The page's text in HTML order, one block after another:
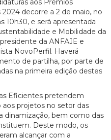
aos Prémios
decorre a 2 de maio, no
10h30, e será apresentada
e Mobilidade da
da ANFAJE e
NovoPerfil. Haverá
de partilha, por parte de
na primeira edição destes
Eficientes pretendem
projetos no setor das
dinamização, bem como das
Deste modo, os
alcançar com a